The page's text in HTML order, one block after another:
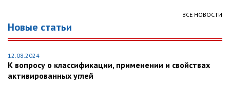
ВСЕ НОВОСТИ
Новые статьи
12.08.2024
К вопросу о классификации, применении и свойствах
активированных углей